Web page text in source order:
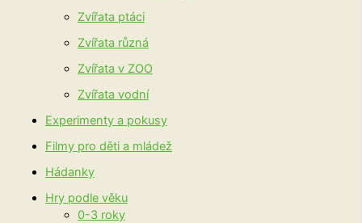
Zvířata ptáci
Zvířata různá
Zvířata v ZOO
Zvířata vodní
Experimenty a pokusy
Filmy pro děti a mládež
Hádanky
Hry podle věku
0-3 roky